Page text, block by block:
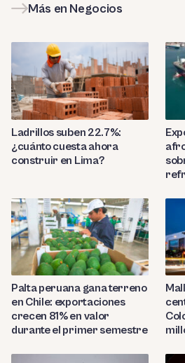
Más en Negocios
Ladrillos suben 22.7%:
¿cuánto cuesta ahora
construir en Lima?
Palta peruana gana terreno
en Chile: exportaciones
crecen 81% en valor
durante el primer semestre